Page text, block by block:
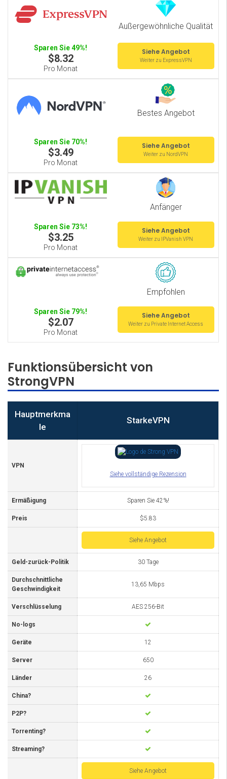
Außergewöhnliche Qualität
Sparen Sie 49%!
$8.32
Pro Monat
Siehe Angebot
Weiter zu ExpressVPN
Bestes Angebot
Sparen Sie 70%!
$3.49
Pro Monat
Siehe Angebot
Weiter zu NordVPN
Anfänger
Sparen Sie 73%!
$3.25
Pro Monat
Siehe Angebot
Weiter zu IPVanish VPN
Empfohlen
Sparen Sie 79%!
$2.07
Pro Monat
Siehe Angebot
Weiter zu Private Internet Access
Funktionsübersicht von
StrongVPN
Hauptmerkma
le
StarkeVPN
VPN
Siehe vollständige Rezension
Ermäßigung Sparen Sie 42%!
Preis $5.83
Siehe Angebot
Geld-zurück-Politik 30 Tage
Durchschnittliche
Geschwindigkeit
13,65 Mbps
Verschlüsselung AES 256-Bit
No-logs
Geräte 12
Server 650
Länder 26
China?
P2P?
Torrenting?
Streaming?
Siehe Angebot